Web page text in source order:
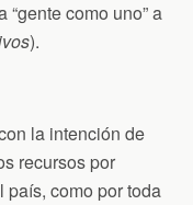
“gente como uno” a
).
la intención de
recursos por
país, como por toda